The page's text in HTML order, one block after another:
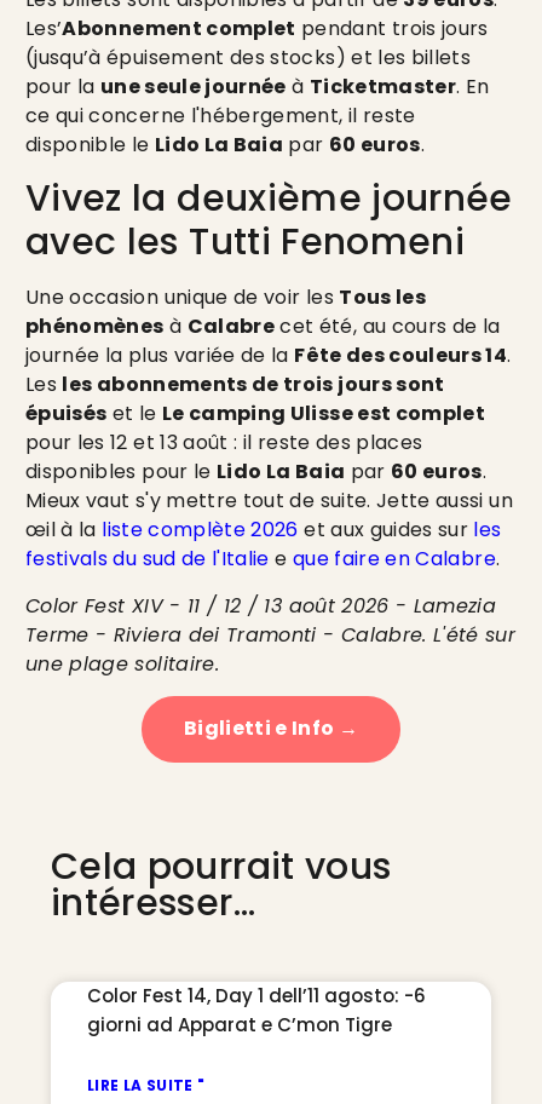
Les’Abonnement complet pendant trois jours
(jusqu’à épuisement des stocks) et les billets
pour la une seule journée à Ticketmaster. En
ce qui concerne l'hébergement, il reste
disponible le Lido La Baia par 60 euros.
Vivez la deuxième journée
avec les Tutti Fenomeni
Une occasion unique de voir les Tous les
phénomènes à Calabrecet été, au cours de la
journée la plus variée de la Fête des couleurs 14.
Les les abonnements de trois jours sont
épuisés et le Le camping Ulisse est complet
pour les 12 et 13 août : il reste des places
disponibles pour le Lido La Baia par 60 euros.
Mieux vaut s'y mettre tout de suite. Jette aussi un
œil à la liste complète 2026 et aux guides sur les
festivals du sud de l'Italie e que faire en Calabre.
Color Fest XIV - 11 / 12 / 13 août 2026 - Lamezia
Terme - Riviera dei Tramonti - Calabre. L'été sur
une plage solitaire.
Biglietti e Info →
Cela pourrait vous
intéresser...
Color Fest 14, Day 1 dell’11 agosto: -6
giorni ad Apparat e C’mon Tigre
LIRE LA SUITE "